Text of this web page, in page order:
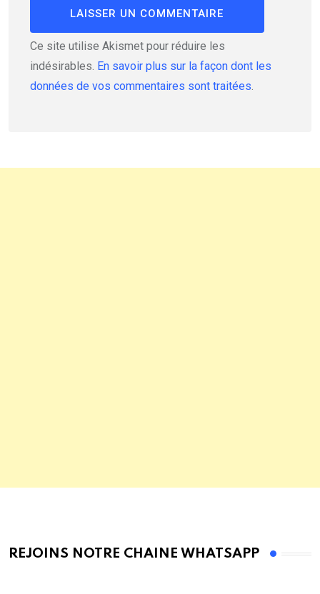
Ce site utilise Akismet pour réduire les
indésirables. En savoir plus sur la façon dont les
données de vos commentaires sont traitées.
REJOINS NOTRE CHAINE WHATSAPP